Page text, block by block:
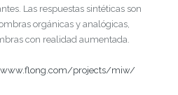
Las respuestas sintéticas son
orgánicas y analógicas,
con realidad aumentada.
projects/miw/